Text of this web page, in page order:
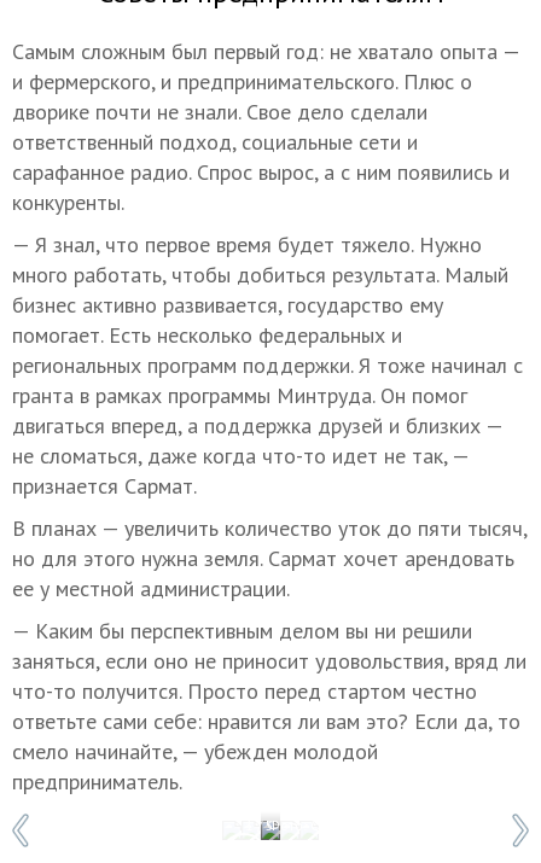
Самым сложным был первый год: не хватало опыта —
и фермерского, и предпринимательского. Плюс о
дворике почти не знали. Свое дело сделали
ответственный подход, социальные сети и
сарафанное радио. Спрос вырос, а с ним появились и
конкуренты.
— Я знал, что первое время будет тяжело. Нужно
много работать, чтобы добиться результата. Малый
бизнес активно развивается, государство ему
помогает. Есть несколько федеральных и
региональных программ поддержки. Я тоже начинал с
гранта в рамках программы Минтруда. Он помог
двигаться вперед, а поддержка друзей и близких —
не сломаться, даже когда что-то идет не так, —
признается Сармат.
В планах — увеличить количество уток до пяти тысяч,
но для этого нужна земля. Сармат хочет арендовать
ее у местной администрации.
— Каким бы перспективным делом вы ни решили
заняться, если оно не приносит удовольствия, вряд ли
что-то получится. Просто перед стартом честно
ответьте сами себе: нравится ли вам это? Если да, то
смело начинайте, — убежден молодой
предприниматель.
Фото: Ольга Юнашева/ТАСС
1 / 5